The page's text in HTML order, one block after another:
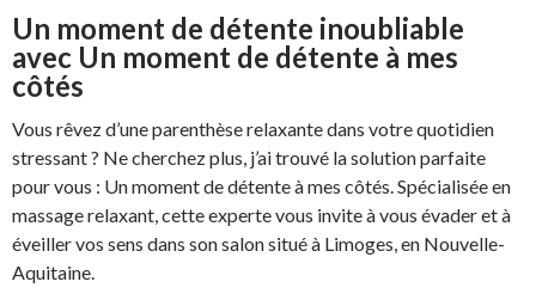
Un moment de détente inoubliable
avec Un moment de détente à mes
côtés
Vous rêvez d’une parenthèse relaxante dans votre quotidien
stressant ? Ne cherchez plus, j’ai trouvé la solution parfaite
pour vous : Un moment de détente à mes côtés. Spécialisée en
massage relaxant, cette experte vous invite à vous évader et à
éveiller vos sens dans son salon situé à Limoges, en Nouvelle-
Aquitaine.